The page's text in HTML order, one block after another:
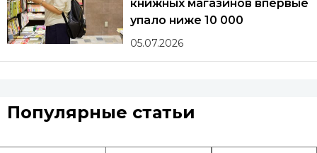
книжных магазинов впервые
упало ниже 10 000
05.07.2026
Популярные статьи